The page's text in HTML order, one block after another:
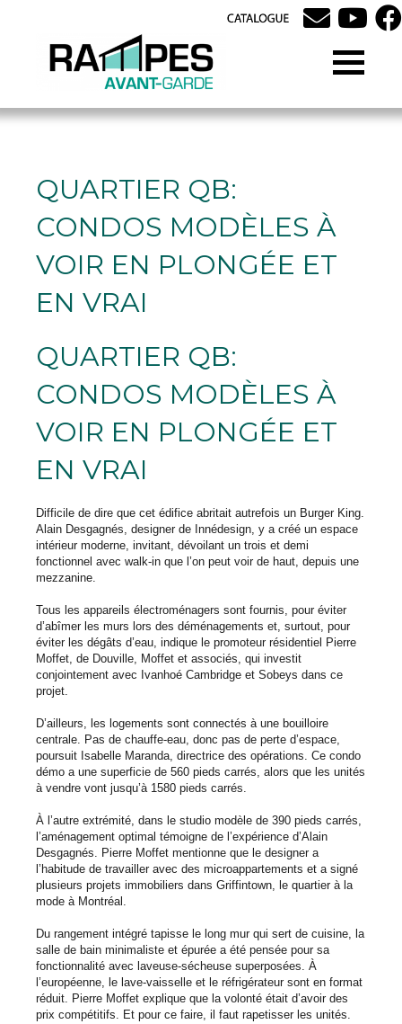
QUARTIER QB:
CONDOS MODÈLES À
VOIR EN PLONGÉE ET
EN VRAI
QUARTIER QB:
CONDOS MODÈLES À
VOIR EN PLONGÉE ET
EN VRAI
Difficile de dire que cet édifice abritait autrefois un Burger King.
Alain Desgagnés, designer de Innédesign, y a créé un espace
intérieur moderne, invitant, dévoilant un trois et demi
fonctionnel avec walk-in que l’on peut voir de haut, depuis une
mezzanine.
Tous les appareils électroménagers sont fournis, pour éviter
d’abîmer les murs lors des déménagements et, surtout, pour
éviter les dégâts d’eau, indique le promoteur résidentiel Pierre
Moffet, de Douville, Moffet et associés, qui investit
conjointement avec Ivanhoé Cambridge et Sobeys dans ce
projet.
D’ailleurs, les logements sont connectés à une bouilloire
centrale. Pas de chauffe-eau, donc pas de perte d’espace,
poursuit Isabelle Maranda, directrice des opérations. Ce condo
démo a une superficie de 560 pieds carrés, alors que les unités
à vendre vont jusqu’à 1580 pieds carrés.
À l’autre extrémité, dans le studio modèle de 390 pieds carrés,
l’aménagement optimal témoigne de l’expérience d’Alain
Desgagnés. Pierre Moffet mentionne que le designer a
l’habitude de travailler avec des microappartements et a signé
plusieurs projets immobiliers dans Griffintown, le quartier à la
mode à Montréal.
Du rangement intégré tapisse le long mur qui sert de cuisine, la
salle de bain minimaliste et épurée a été pensée pour sa
fonctionnalité avec laveuse-sécheuse superposées. À
l’européenne, le lave-vaisselle et le réfrigérateur sont en format
réduit. Pierre Moffet explique que la volonté était d’avoir des
prix compétitifs. Et pour ce faire, il faut rapetisser les unités.